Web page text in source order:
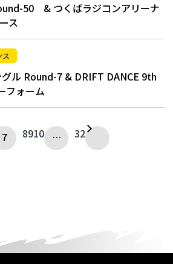
50 & つくばラジコンアリーナ
ス
ル Round-7 & DRIFT DANCE 9th
フォーム
7 8910 … 32